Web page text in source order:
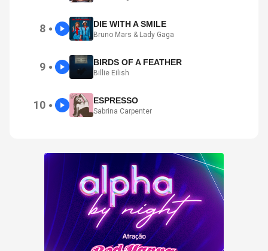
8 ● DIE WITH A SMILE
Bruno Mars & Lady Gaga
9 ● BIRDS OF A FEATHER
Billie Eilish
10 ● ESPRESSO
Sabrina Carpenter